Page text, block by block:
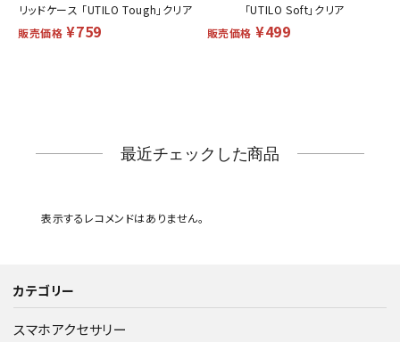
リッドケース 「UTILO Tough」クリア
販売価格 ¥759
「UTILO Soft」クリア
販売価格 ¥499
最近チェックした商品
表示するレコメンドはありません。
カテゴリー
スマホアクセサリー